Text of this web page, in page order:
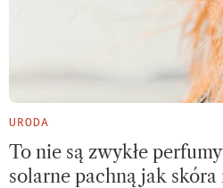
URODA
To nie są zwykłe
solarne pachną jak skóra